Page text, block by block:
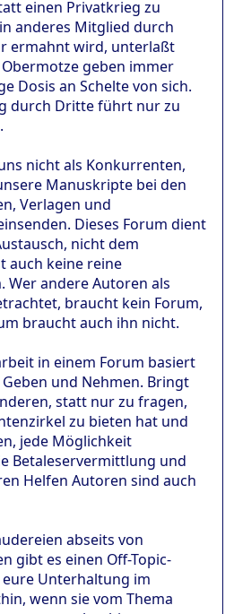
einen Privatkrieg zu
anderes Mitglied durch
ermahnt wird, unterlaßt
geben immer
Dosis an Schelte von sich.
durch Dritte führt nur zu
nicht als Konkurrenten,
Manuskripte bei den
Verlagen und
Dieses Forum dient
nicht dem
auch keine reine
Wer andere Autoren als
braucht kein Forum,
braucht auch ihn nicht.
in einem Forum basiert
und Nehmen. Bringt
statt nur zu fragen,
zu bieten hat und
jede Möglichkeit
Betaleservermittlung und
Helfen Autoren sind auch
abseits von
gibt es einen Off-Topic-
eure Unterhaltung im
wenn sie vom Thema